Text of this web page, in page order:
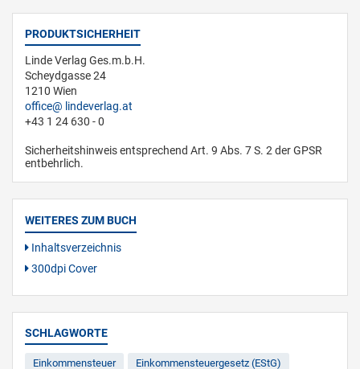
PRODUKTSICHERHEIT
Linde Verlag Ges.m.b.H.
Scheydgasse 24
1210 Wien
office
lindeverlag.at
+43 1 24 630 - 0
Sicherheitshinweis entsprechend Art. 9 Abs. 7 S. 2 der GPSR
entbehrlich.
WEITERES ZUM BUCH
Inhaltsverzeichnis
300dpi Cover
SCHLAGWORTE
Einkommensteuer Einkommensteuergesetz (EStG)